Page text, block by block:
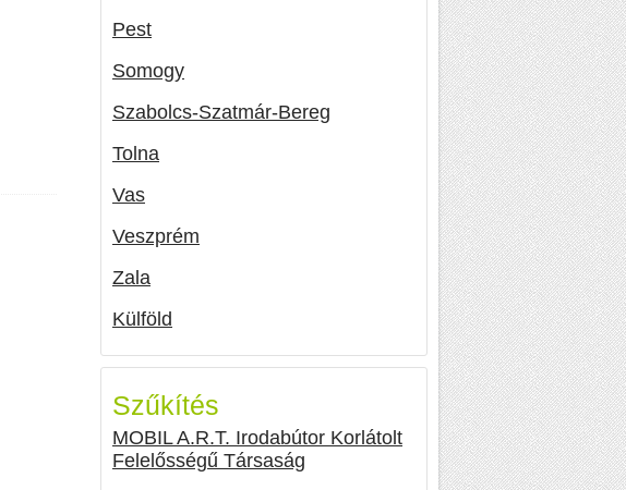
Pest
Somogy
Szabolcs-Szatmár-Bereg
Tolna
Vas
Veszprém
Zala
Külföld
Szűkítés
MOBIL A.R.T. Irodabútor Korlátolt
Felelősségű Társaság